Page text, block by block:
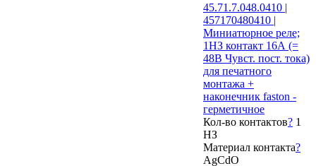
45.71.7.048.0410 |
457170480410 |
Миниатюрное реле;
1НЗ контакт 16А (=
48В Чувст. пост. тока)
для печатного
монтажа +
наконечник faston -
герметичное
Кол-во контактов? 1
НЗ
Материал контакта?
AgCdO